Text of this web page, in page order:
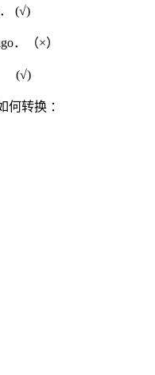
(√)
．（×）
(√)
何转换 ：